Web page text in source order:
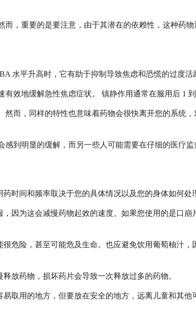
，重要的是要注意，由于其潜在的依赖性，这种药物
水平升高时，它有助于抑制导致焦虑和恐慌的过度活
效地缓解急性焦虑症状。 镇静作用通常在服用后 1 到
而，同样的特性也意味着药物会很快离开您的系统，
到明显的缓解，而另一些人可能需要在仔细的医疗监
时间和频率取决于您的具体情况以及您的身体如何处
因为这会减慢药物起效的速度。如果您使用的是口崩
危险，甚至可能危及生命。也应避免饮用葡萄柚汁，
放药物，损坏药片会导致一次释放过多的药物。
取用的地方，但要放在安全的地方，远离儿童和其他